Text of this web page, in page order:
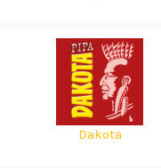
Dakota